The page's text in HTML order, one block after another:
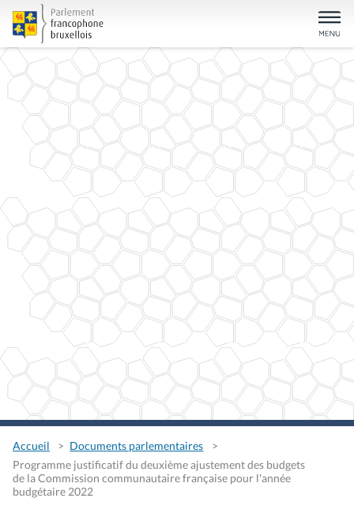
Accueil
Documents parlementaires
Programme justificatif du deuxième ajustement des budgets
de la Commission communautaire française pour l'année
budgétaire 2022